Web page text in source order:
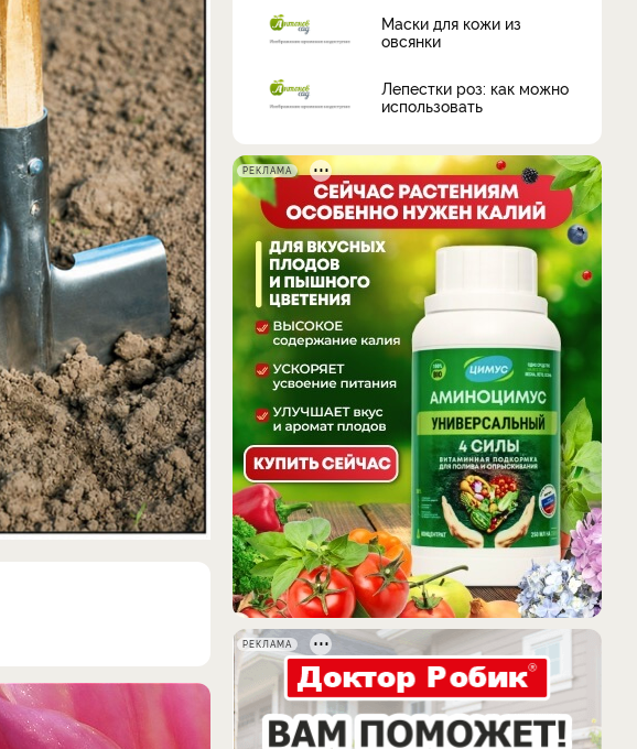
Маски для кожи из
овсянки
Лепестки роз: как можно
использовать
РЕКЛАМА
РЕКЛАМА